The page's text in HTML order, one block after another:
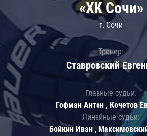
«ХК Сочи»
г. Сочи
Тренер:
Ставровский
Главные судьи:
Гофман Антон , Кочетов
Линейные судьи:
Бойкин Иван ,